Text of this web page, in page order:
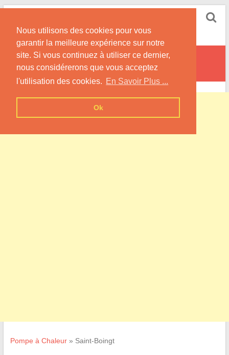
Nous utilisons des cookies pour vous
garantir la meilleure expérience sur notre
site. Si vous continuez à utiliser ce dernier,
nous considérerons que vous acceptez
l'utilisation des cookies. En Savoir Plus ...
Ok
Skip
content
Informations sur les Pompes à Chaleur
Saint-Boingt
Pompe à Chaleur» Saint-Boingt